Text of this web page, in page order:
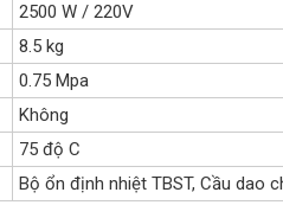
2500 W / 220V
8.5 kg
0.75 Mpa
Không
75 độ C
Bộ ổn định nhiệt TBST, Cầu dao